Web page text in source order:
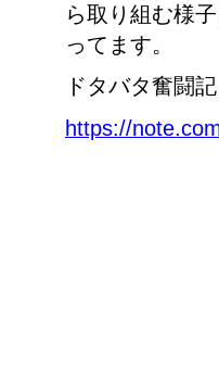
ら取り組む様
ってます。
ドタバタ奮闘
https://